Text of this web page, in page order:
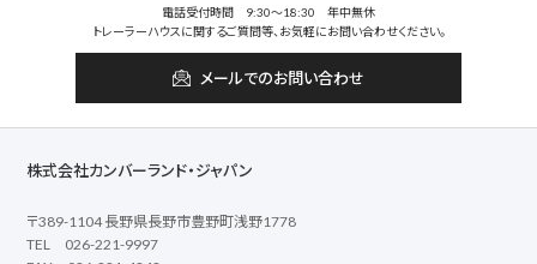
電話受付時間 9:30～18:30 年中無休
トレーラーハウスに関するご質問等、お気軽にお問い合わせください。
メールでのお問い合わせ
株式会社カンバーランド・ジャパン
〒389-1104 長野県長野市豊野町浅野1778
TEL 026-221-9997